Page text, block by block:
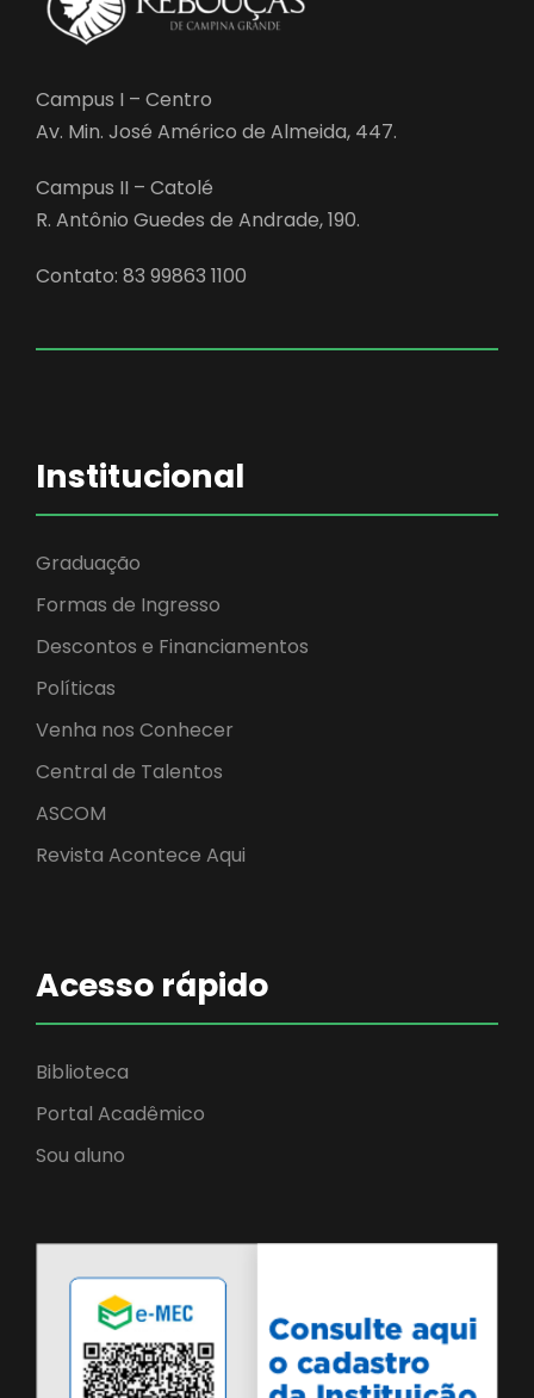
Campus I – Centro
Av. Min. José Américo de Almeida, 447.
Campus II – Catolé
R. Antônio Guedes de Andrade, 190.
Contato: 83 99863 1100
Institucional
Graduação
Formas de Ingresso
Descontos e Financiamentos
Políticas
Venha nos Conhecer
Central de Talentos
ASCOM
Revista Acontece Aqui
Acesso rápido
Biblioteca
Portal Acadêmico
Sou aluno